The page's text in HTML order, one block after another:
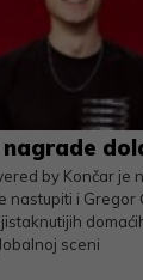
by Končar je
nastupiti i Gregor
sceni